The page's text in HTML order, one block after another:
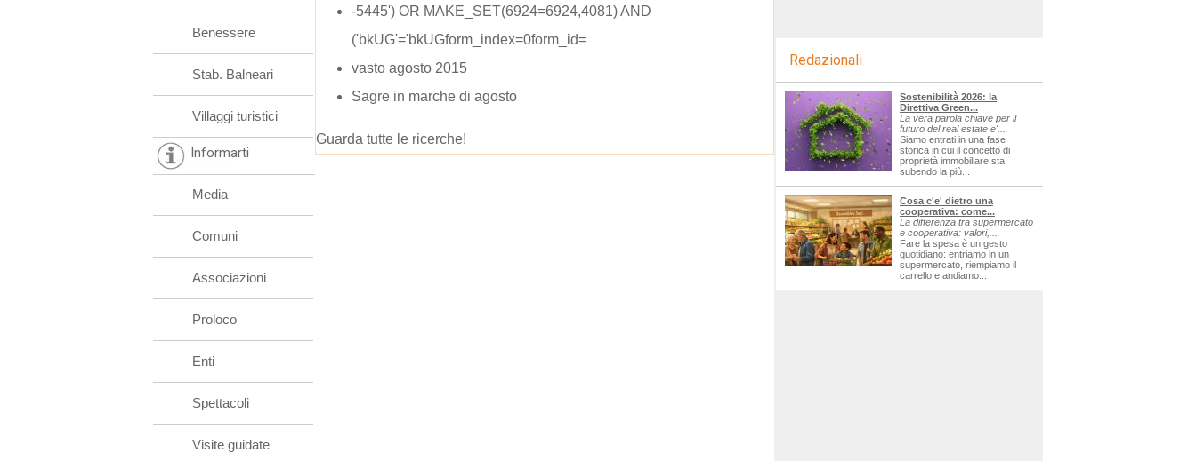
-5445') OR MAKE_SET(6924=6924,4081) AND
('bkUG'='bkUGform_index=0form_id=
vasto agosto 2015
Sagre in marche di agosto
Guarda tutte le ricerche!
Benessere
Stab. Balneari
Villaggi turistici
Informarti
Media
Comuni
Associazioni
Proloco
Enti
Spettacoli
Visite guidate
Redazionali
Sostenibilità 2026: la
Direttiva Green...
La vera parola chiave per il
futuro del real estate e'...
Siamo entrati in una fase
storica in cui il concetto di
proprietà immobiliare sta
subendo la più...
Cosa c'e' dietro una
cooperativa: come...
La differenza tra supermercato
e cooperativa: valori,...
Fare la spesa è un gesto
quotidiano: entriamo in un
supermercato, riempiamo il
carrello e andiamo...